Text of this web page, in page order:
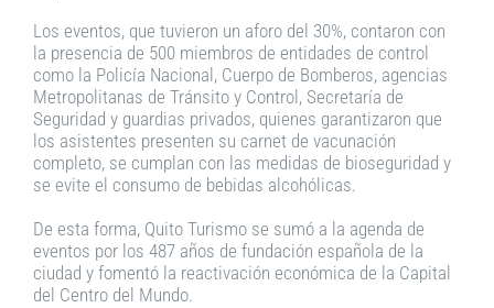
Los eventos, que tuvieron un aforo del 30%, contaron con
la presencia de 500 miembros de entidades de control
como la Policía Nacional, Cuerpo de Bomberos, agencias
Metropolitanas de Tránsito y Control, Secretaría de
Seguridad y guardias privados, quienes garantizaron que
los asistentes presenten su carnet de vacunación
completo, se cumplan con las medidas de bioseguridad y
se evite el consumo de bebidas alcohólicas.
De esta forma, Quito Turismo se sumó a la agenda de
eventos por los 487 años de fundación española de la
ciudad y fomentó la reactivación económica de la Capital
del Centro del Mundo.